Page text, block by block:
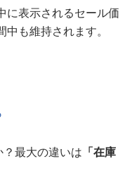
に表示されるセール価
も維持されます。
最大の違いは 「在庫